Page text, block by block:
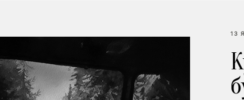
13